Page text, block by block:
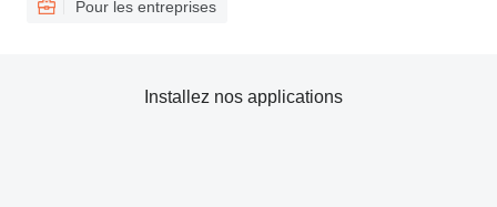
Pour les entreprises
Installez nos applications